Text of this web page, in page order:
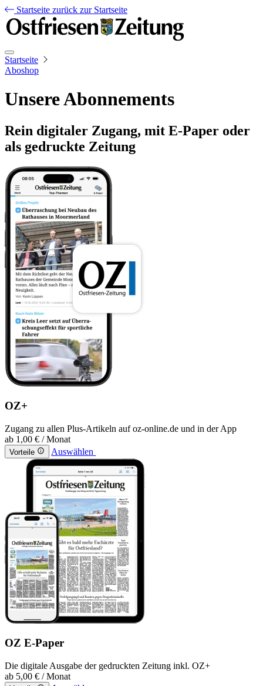
Startseite zurück zur Startseite
Startseite
Aboshop
Unsere Abonnements
Rein digitaler Zugang, mit E-Paper oder
als gedruckte Zeitung
OZ+
Zugang zu allen Plus-Artikeln auf oz-online.de und in der App
ab 1,00 € / Monat
Vorteile Auswählen
OZ E-Paper
Die digitale Ausgabe der gedruckten Zeitung inkl. OZ+
ab 5,00 € / Monat